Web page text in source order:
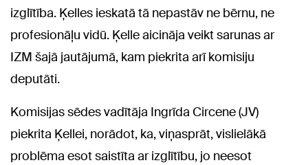
izglītība. Ķelles ieskatā tā nepastāv ne bērnu, ne
profesionāļu vidū. Ķelle aicināja veikt sarunas ar
IZM šajā jautājumā, kam piekrita arī komisiju
deputāti.
Komisijas sēdes vadītāja Ingrīda Circene (JV)
piekrita Ķellei, norādot, ka, viņasprāt, vislielākā
problēma esot saistīta ar izglītību, jo neesot